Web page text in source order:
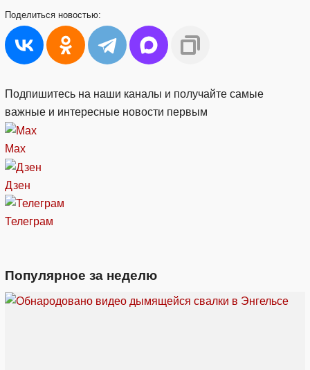
Поделиться новостью:
Подпишитесь на наши каналы и получайте самые
важные и интересные новости первым
Max
Дзен
Телеграм
Популярное за неделю